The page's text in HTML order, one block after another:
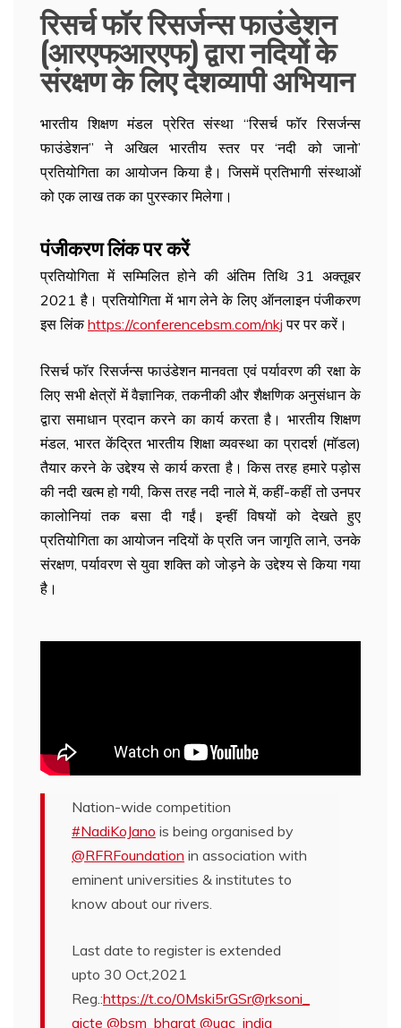
रिसर्च फॉर रिसर्जन्स फाउंडेशन
(आरएफआरएफ) द्वारा नदियों के
संरक्षण के लिए देशव्यापी अभियान
भारतीय शिक्षण मंडल प्रेरित संस्था “रिसर्च फॉर रिसर्जन्स
फाउंडेशन” ने अखिल भारतीय स्तर पर ‘नदी को जानो’
प्रतियोगिता का आयोजन किया है। जिसमें प्रतिभागी संस्थाओं
को एक लाख तक का पुरस्कार मिलेगा।
पंजीकरण लिंक पर करें
प्रतियोगिता में सम्मिलित होने की अंतिम तिथि 31 अक्तूबर
2021 है। प्रतियोगिता में भाग लेने के लिए ऑनलाइन पंजीकरण
इस लिंकhttps://conferencebsm.com/nkj पर पर करें।
रिसर्च फॉर रिसर्जन्स फाउंडेशन मानवता एवं पर्यावरण की रक्षा के
लिए सभी क्षेत्रों में वैज्ञानिक, तकनीकी और शैक्षणिक अनुसंधान के
द्वारा समाधान प्रदान करने का कार्य करता है। भारतीय शिक्षण
मंडल, भारत केंद्रित भारतीय शिक्षा व्यवस्था का प्रादर्श (मॉडल)
तैयार करने के उद्देश्य से कार्य करता है। किस तरह हमारे पड़ोस
की नदी खत्म हो गयी, किस तरह नदी नाले में, कहीं-कहीं तो उनपर
कालोनियां तक बसा दी गईं। इन्हीं विषयों को देखते हुए
प्रतियोगिता का आयोजन नदियों के प्रति जन जागृति लाने, उनके
संरक्षण, पर्यावरण से युवा शक्ति को जोड़ने के उद्देश्य से किया गया
है।
Nation-wide competition
#NadiKoJano is being organised by
@RFRFoundation in association with
eminent universities & institutes to
know about our rivers.
Last date to register is extended
upto 30 Oct,2021
Reg.:https://t.co/0Mski5rGSr@rksoni_
aicte @bsm_bharat @ugc_india